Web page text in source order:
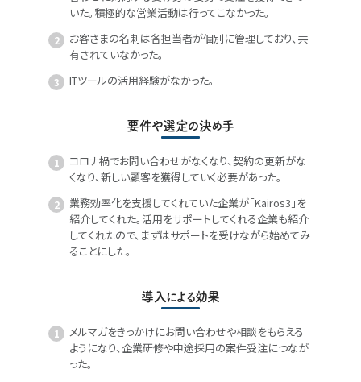
いた。積極的な営業活動は行ってこなかった。
お客さまの名刺は各担当者が個別に管理しており、共
有されていなかった。
ITツールの活用経験がなかった。
要件や選定の決め手
コロナ禍でお問い合わせがなくなり、契約の更新がな
くなり、新しい顧客を獲得していく必要があった。
業務効率化を支援してくれていた企業が「Kairos3」を
紹介してくれた。活用をサポートしてくれる企業も紹介
してくれたので、まずはサポートを受けながら始めてみ
ることにした。
導入による効果
メルマガをきっかけにお問い合わせや相談をもらえる
ようになり、企業研修や中途採用の案件受注につなが
った。